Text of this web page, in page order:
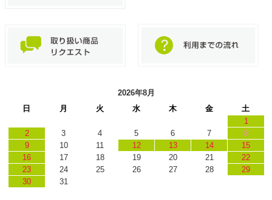
2026年8月
日
月 火 水 木 金
土
1
2
3 4 5 6 7
8
9
10 11 12 13 14
15
16
17 18 19 20 21
22
23
24 25 26 27 28
29
30
31